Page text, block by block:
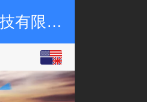
广东芬隆科技有限公司
中文